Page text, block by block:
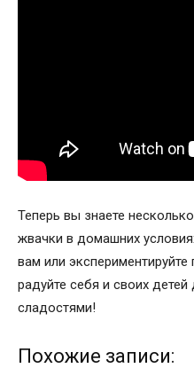
Теперь вы знаете
жвачки в домашних
вам или
радуйте себя и своих
сладостями!
Похожие записи: